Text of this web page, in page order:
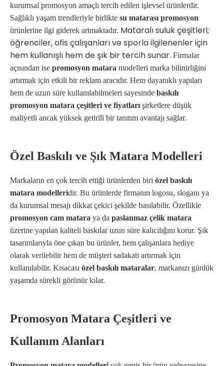
kurumsal promosyon amaçlı tercih edilen işlevsel ürünlerdir.
Sağlıklı yaşam trendleriyle birlikte su matarası promosyon
ürünlerine ilgi giderek artmaktadır. Mataralı suluk çeşitleri;
öğrenciler, ofis çalışanları ve sporla ilgilenenler için
hem kullanışlı hem de şık bir tercih sunar. Firmalar
açısından ise promosyon matara modelleri marka bilinirliğini
artırmak için etkili bir reklam aracıdır. Hem dayanıklı yapıları
hem de uzun süre kullanılabilmeleri sayesinde baskılı
promosyon matara çeşitleri ve fiyatları şirketlere düşük
maliyetli ancak yüksek getirili bir tanıtım avantajı sağlar.
Özel Baskılı ve Şık Matara Modelleri
Markaların en çok tercih ettiği ürünlerden biri özel baskılı
matara modelleridir. Bu ürünlerde firmanın logosu, sloganı ya
da kurumsal mesajı dikkat çekici şekilde basılabilir. Özellikle
promosyon cam matara ya da paslanmaz çelik matara
üzerine yapılan kaliteli baskılar uzun süre kalıcılığını korur. Şık
tasarımlarıyla öne çıkan bu ürünler, hem çalışanlara hediye
olarak verilebilir hem de müşteri sadakati artırmak için
kullanılabilir. Kısacası özel baskılı mataralar, markanızı günlük
yaşamda sürekli görünür kılar.
Promosyon Matara Çeşitleri ve
Kullanım Alanları